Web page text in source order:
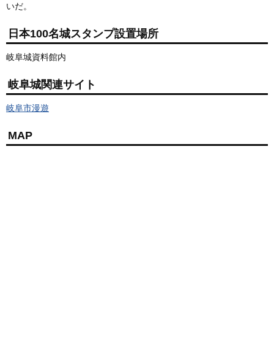
いだ。
日本100名城スタンプ設置場所
岐阜城資料館内
岐阜城関連サイト
岐阜市漫遊
MAP